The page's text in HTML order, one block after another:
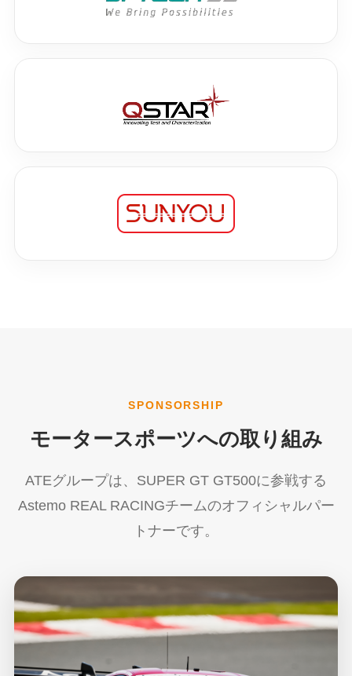
SPONSORSHIP
モータースポーツへの取り組み
ATEグループは、SUPER GT GT500に参戦する
Astemo REAL RACINGチームのオフィシャルパー
トナーです。